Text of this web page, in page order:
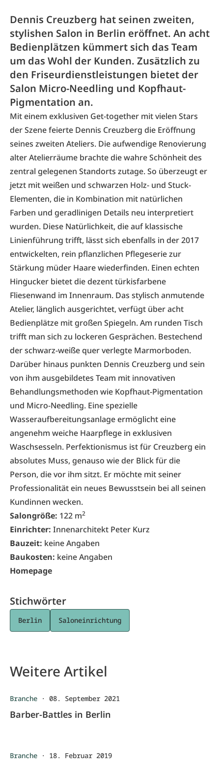
Dennis Creuzberg hat seinen zweiten,
stylishen Salon in Berlin eröffnet. An acht
Bedienplätzen kümmert sich das Team
um das Wohl der Kunden. Zusätzlich zu
den Friseurdienstleistungen bietet der
Salon Micro-Needling und Kopfhaut-
Pigmentation an.
Mit einem exklusiven Get-together mit vielen Stars
der Szene feierte Dennis Creuzberg die Eröffnung
seines zweiten Ateliers. Die aufwendige Renovierung
alter Atelierräume brachte die wahre Schönheit des
zentral gelegenen Standorts zutage. So überzeugt er
jetzt mit weißen und schwarzen Holz- und Stuck-
Elementen, die in Kombination mit natürlichen
Farben und geradlinigen Details neu interpretiert
wurden. Diese Natürlichkeit, die auf klassische
Linienführung trifft, lässt sich ebenfalls in der 2017
entwickelten, rein pflanzlichen Pflegeserie zur
Stärkung müder Haare wiederfinden. Einen echten
Hingucker bietet die dezent türkisfarbene
Fliesenwand im Innenraum. Das stylisch anmutende
Atelier, länglich ausgerichtet, verfügt über acht
Bedienplätze mit großen Spiegeln. Am runden Tisch
trifft man sich zu lockeren Gesprächen. Bestechend
der schwarz-weiße quer verlegte Marmorboden.
Darüber hinaus punkten Dennis Creuzberg und sein
von ihm ausgebildetes Team mit innovativen
Behandlungsmethoden wie Kopfhaut-Pigmentation
und Micro-Needling. Eine spezielle
Wasseraufbereitungsanlage ermöglicht eine
angenehm weiche Haarpflege in exklusiven
Waschsesseln. Perfektionismus ist für Creuzberg ein
absolutes Muss, genauso wie der Blick für die
Person, die vor ihm sitzt. Er möchte mit seiner
Professionalität ein neues Bewusstsein bei all seinen
Kundinnen wecken.
Salongröße: 122 m2
Einrichter: Innenarchitekt Peter Kurz
Bauzeit: keine Angaben
Baukosten: keine Angaben
Homepage
Stichwörter
Berlin Saloneinrichtung
Weitere Artikel
Branche · 08. September 2021
Barber-Battles in Berlin
Branche · 18. Februar 2019